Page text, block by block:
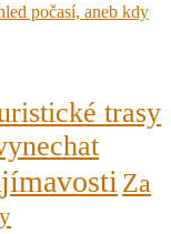
počasí, aneb kdy
trasy
Za